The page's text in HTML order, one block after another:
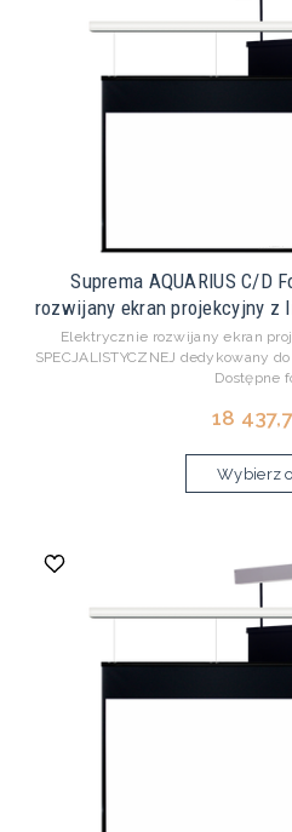
Suprema AQUARIUS C/D
rozwijany ekran projekcyjny z
Elektrycznie rozwijany ekran
SPECJALISTYCZNEJ dedykowany
Dostępne
18
Wybierz